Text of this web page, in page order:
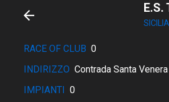
E.S.
RACE OF CLUB 0
INDIRIZZO Contrada Santa
IMPIANTI 0